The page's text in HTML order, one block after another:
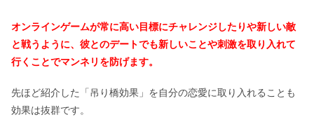
オンラインゲームが常に高い目標にチャレンジしたりや新しい敵
と戦うように、彼とのデートでも新しいことや刺激を取り入れて
行くことでマンネリを防げます。
先ほど紹介した「吊り橋効果」を自分の恋愛に取り入れることも
効果は抜群です。